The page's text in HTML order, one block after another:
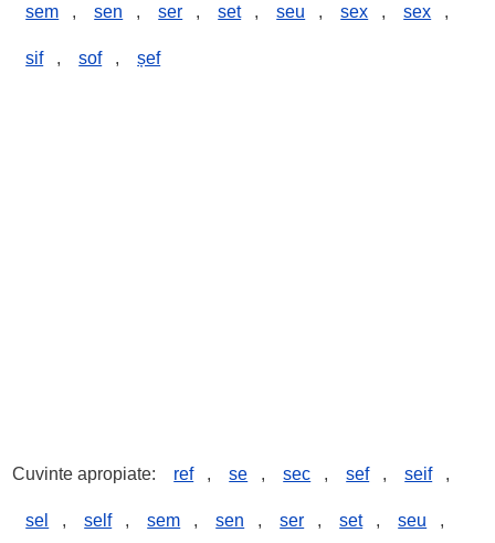
sem , sen , ser , set , seu , sex , sex ,
sif , sof , șef
Cuvinte apropiate: ref , se , sec , sef , seif ,
sel , self , sem , sen , ser , set , seu ,